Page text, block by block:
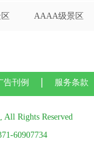
AAAA级景区
告刊例 服务条款
Rights Reserved
60907734